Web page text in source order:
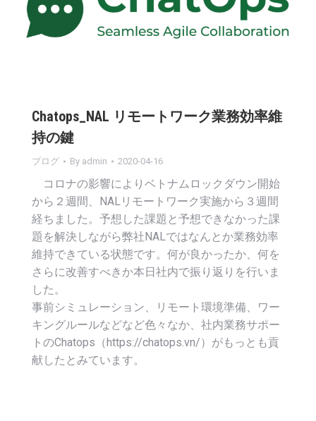
Chatops_NAL リモートワーク業務効率維
持の鍵
ブログ By admin 2020-04-16
コロナの影響によりベトナムロックダウン開始
から２週間、NALリモートワーク実施から３週間
経ちました。予想した課題と予想できなかった課
題を解決しながら弊社NALではなんとか業務効率
維持できている状態です。何が良かったか、何を
さらに改善すべきか本日社内で振り返りを行いま
した。
事前シミュレーション、リモート環境準備、ワー
キングルールなどなど色々なか、社内業務サポー
トのChatops（https://chatops.vn/）がもっとも貢
献したとみています。